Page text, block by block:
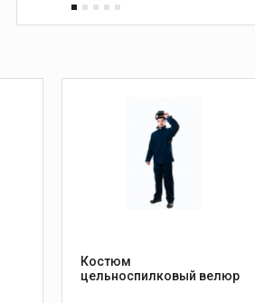
Костюм
цельноспилковый велюр